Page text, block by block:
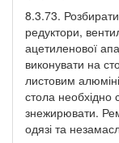
8.3.73.
редуктори,
ацетиленової
виконувати на
листовим
стола необхідно
знежирювати.
одязі та